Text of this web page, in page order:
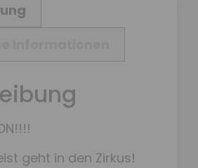
geht in den Zirkus!